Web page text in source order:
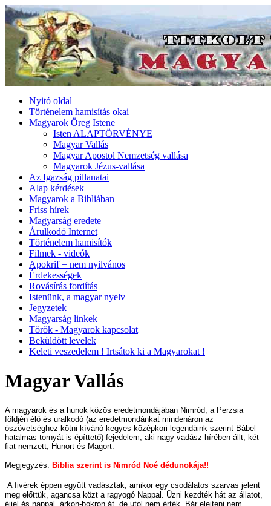
Nyitó oldal
Történelem hamisítás okai
Magyarok Öreg Istene
Isten ALAPTÖRVÉNYE
Magyar Vallás
Magyar Apostol Nemzetség vallása
Magyarok Jézus-vallása
Az Igazság pillanatai
Alap kérdések
Magyarok a Bibliában
Friss hírek
Magyarság eredete
Árulkodó Internet
Történelem hamisítók
Filmek - videók
Apokrif = nem nyilvános
Érdekességek
Rovásírás fordítás
Istenünk, a magyar nyelv
Jegyzetek
Magyarság linkek
Török - Magyarok kapcsolat
Beküldött levelek
Keleti veszedelem ! Irtsátok ki a Magyarokat !
Magyar Vallás
A magyarok és a hunok közös eredetmondájában Nimród, a Perzsia
földjén élő és uralkodó (az eredetmondánkat mindenáron az
ószövetséghez kötni kívánó kegyes középkori legendáink szerint Bábel
hatalmas tornyát is építtető) fejedelem, aki nagy vadász hírében állt, két
fiat nemzett, Hunort és Magort.
Megjegyzés: Biblia szerint is Nimród Noé dédunokája!!
A fivérek éppen együtt vadásztak, amikor egy csodálatos szarvas jelent
meg előttük, agancsa közt a ragyogó Nappal. Űzni kezdték hát az állatot,
éjjel és nappal, árkon-bokron át, de utol nem érték. Bár elejteni nem